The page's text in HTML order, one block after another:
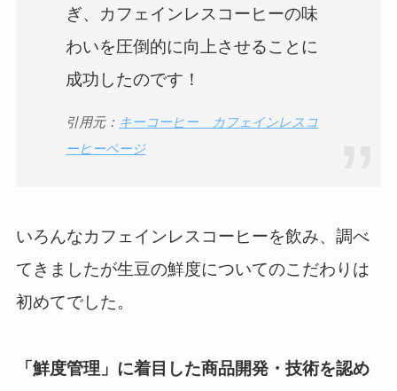
ぎ、カフェインレスコーヒーの味
わいを圧倒的に向上させることに
成功したのです！
引用元： キーコーヒー カフェインレスコ
ーヒーページ
いろんなカフェインレスコーヒーを飲み、調べ
てきましたが生豆の鮮度についてのこだわりは
初めてでした。
「鮮度管理」に着目した商品開発・技術を認め